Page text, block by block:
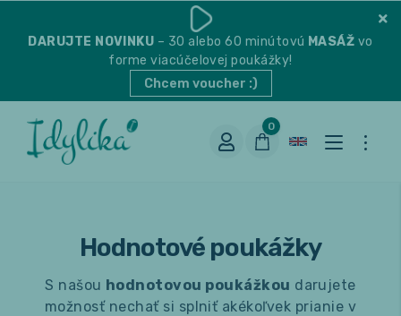
DARUJTE NOVINKU – 30 alebo 60 minútovú MASÁŽ vo
forme viacúčelovej poukážky!
Chcem voucher :)
0
Hodnotové poukážky
S našou hodnotovou poukážkou darujete
možnosť nechať si splniť akékoľvek prianie v